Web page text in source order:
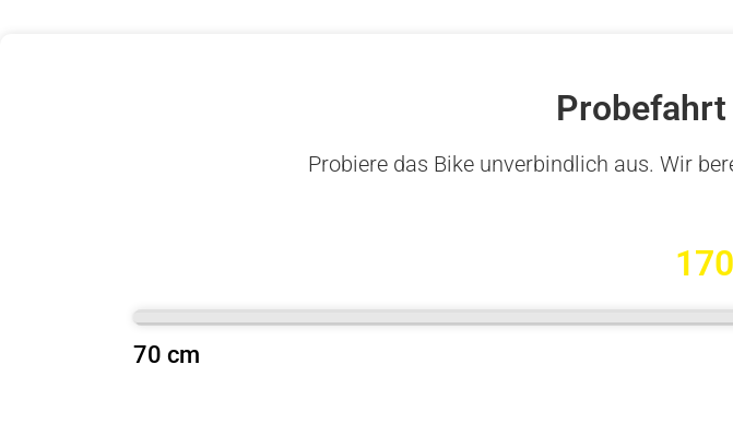
Probiere das Bike unverbindlich aus. Wir
70 cm